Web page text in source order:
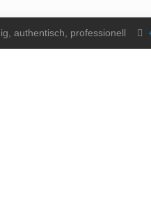
authentisch, professionell